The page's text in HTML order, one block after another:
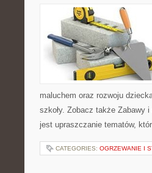
maluchem oraz rozwoju
szkoły. Zobacz także Zabawy
jest upraszczanie tematów,
CATEGORIES: OGRZEWANIE I